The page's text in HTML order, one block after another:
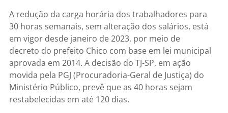
A redução da carga horária dos trabalhadores para
30 horas semanais, sem alteração dos salários, está
em vigor desde janeiro de 2023, por meio de
decreto do prefeito Chico com base em lei municipal
aprovada em 2014. A decisão do TJ-SP, em ação
movida pela PGJ (Procuradoria-Geral de Justiça) do
Ministério Público, prevê que as 40 horas sejam
restabelecidas em até 120 dias.